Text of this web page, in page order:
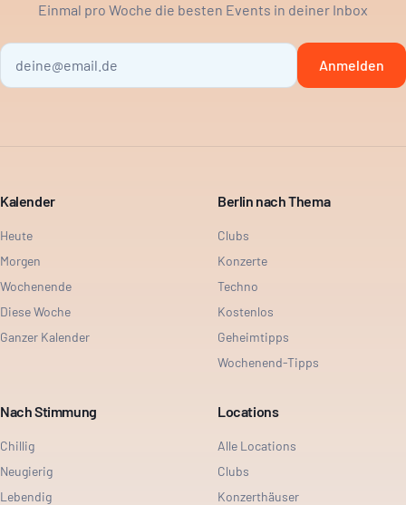
Einmal pro Woche die besten Events in deiner Inbox
Anmelden
Kalender
Heute
Morgen
Wochenende
Diese Woche
Ganzer Kalender
Berlin nach Thema
Clubs
Konzerte
Techno
Kostenlos
Geheimtipps
Wochenend-Tipps
Nach Stimmung
Chillig
Neugierig
Lebendig
Locations
Alle Locations
Clubs
Konzerthäuser